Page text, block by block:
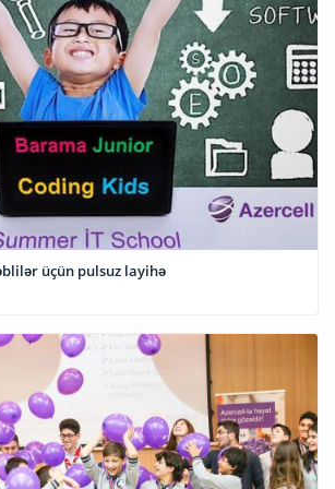
üçün pulsuz layihə